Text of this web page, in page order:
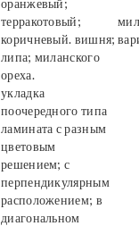
оранжевый;
терракотовый;
коричневый. вишня;
липа; миланского
ореха.
укладка
поочередного типа
ламината с разным
цветовым
решением; с
перпендикулярным
расположением; в
диагональном